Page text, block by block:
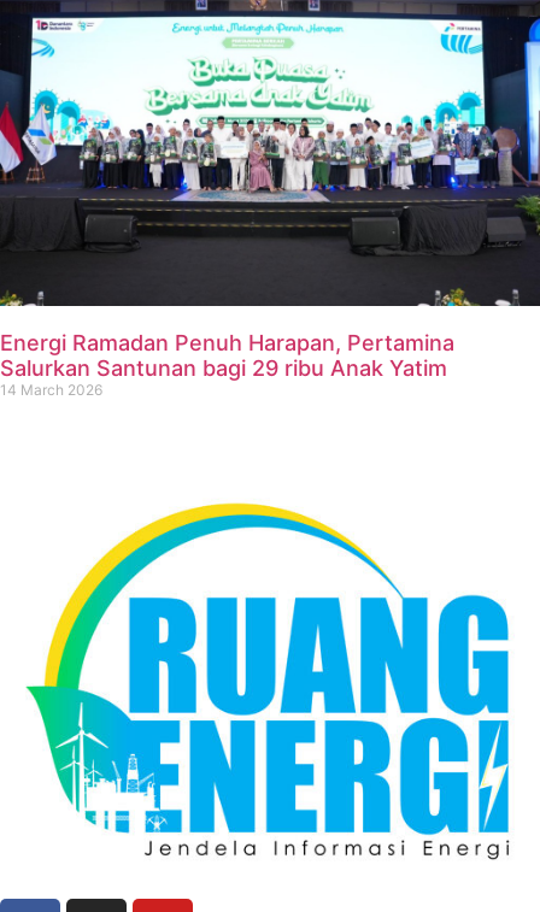
Energi Ramadan Penuh Harapan, Pertamina
Salurkan Santunan bagi 29 ribu Anak Yatim
14 March 2026